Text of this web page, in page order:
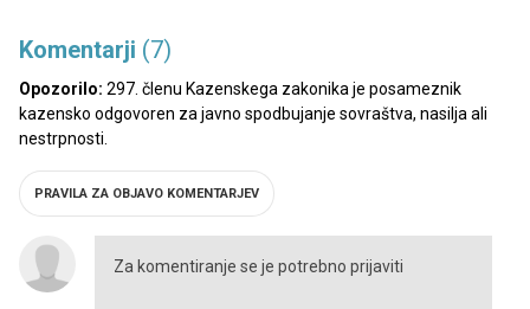
Komentarji (7)
Opozorilo: 297. členu Kazenskega zakonika je posameznik
kazensko odgovoren za javno spodbujanje sovraštva, nasilja ali
nestrpnosti.
PRAVILA ZA OBJAVO KOMENTARJEV